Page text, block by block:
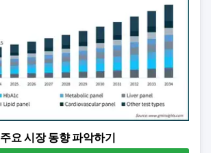
주요 시장 동향 파악하기